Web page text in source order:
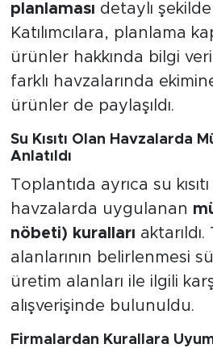
planlaması detaylı şekilde
Katılımcılara, planlama
ürünler hakkında bilgi
farklı havzalarında
ürünler de paylaşıldı.
Su Kısıtı Olan Havzalarda
Anlatıldı
Toplantıda ayrıca su
havzalarda uygulanan
nöbeti) kuralları
alanlarının belirlenmesi
üretim alanları ile ilgili
alışverişinde bulunuldu.
Firmalardan Kurallara